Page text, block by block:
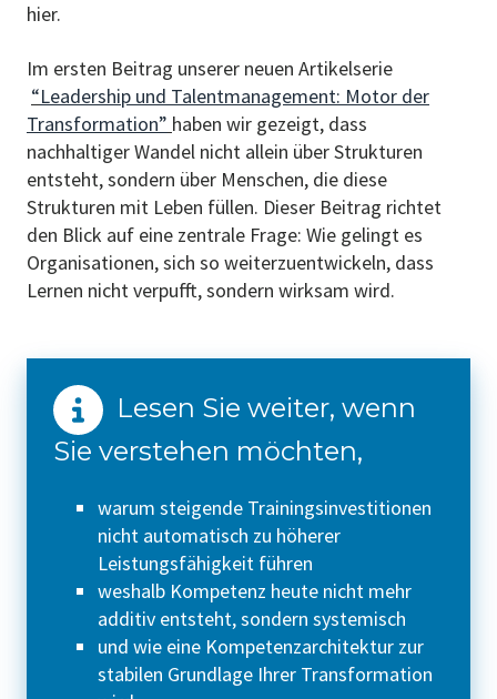
hier.
Im ersten Beitrag unserer neuen Artikelserie
“Leadership und Talentmanagement: Motor der
Transformation” haben wir gezeigt, dass
nachhaltiger Wandel nicht allein über Strukturen
entsteht, sondern über Menschen, die diese
Strukturen mit Leben füllen. Dieser Beitrag richtet
den Blick auf eine zentrale Frage: Wie gelingt es
Organisationen, sich so weiterzuentwickeln, dass
Lernen nicht verpufft, sondern wirksam wird.
Lesen Sie weiter, wenn
Sie verstehen möchten,
warum steigende Trainingsinvestitionen
nicht automatisch zu höherer
Leistungsfähigkeit führen
weshalb Kompetenz heute nicht mehr
additiv entsteht, sondern systemisch
und wie eine Kompetenzarchitektur zur
stabilen Grundlage Ihrer Transformation